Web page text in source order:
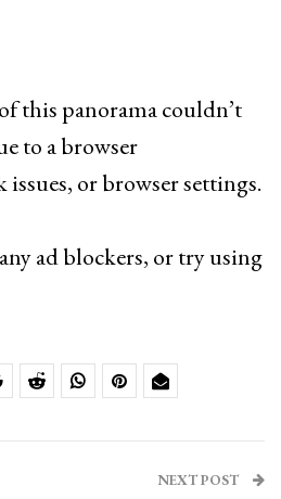
this panorama couldn’t
to a browser
or browser settings.
ad blockers, or try using
NEXT POST